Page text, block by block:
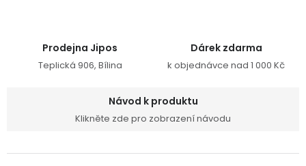
Prodejna Jipos
Teplická 906, Bílina
Dárek zdarma
k objednávce nad 1 000 Kč
Návod k produktu
Klikněte zde pro zobrazení návodu